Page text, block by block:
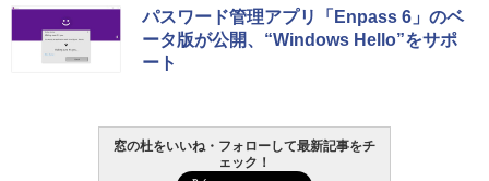
パスワード管理アプリ「Enpass 6」のベ
ータ版が公開、“Windows Hello”をサポ
ート
窓の杜をいいね・フォローして最新記事をチ
ェック！